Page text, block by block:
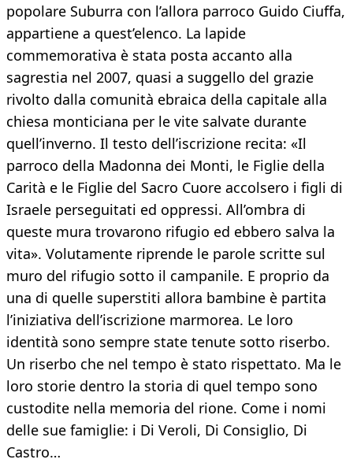
popolare Suburra con l’allora parroco Guido Ciuffa,
appartiene a quest’elenco. La lapide
commemorativa è stata posta accanto alla
sagrestia nel 2007, quasi a suggello del grazie
rivolto dalla comunità ebraica della capitale alla
chiesa monticiana per le vite salvate durante
quell’inverno. Il testo dell’iscrizione recita: «Il
parroco della Madonna dei Monti, le Figlie della
Carità e le Figlie del Sacro Cuore accolsero i figli di
Israele perseguitati ed oppressi. All’ombra di
queste mura trovarono rifugio ed ebbero salva la
vita». Volutamente riprende le parole scritte sul
muro del rifugio sotto il campanile. E proprio da
una di quelle superstiti allora bambine è partita
l’iniziativa dell’iscrizione marmorea. Le loro
identità sono sempre state tenute sotto riserbo.
Un riserbo che nel tempo è stato rispettato. Ma le
loro storie dentro la storia di quel tempo sono
custodite nella memoria del rione. Come i nomi
delle sue famiglie: i Di Veroli, Di Consiglio, Di
Castro…